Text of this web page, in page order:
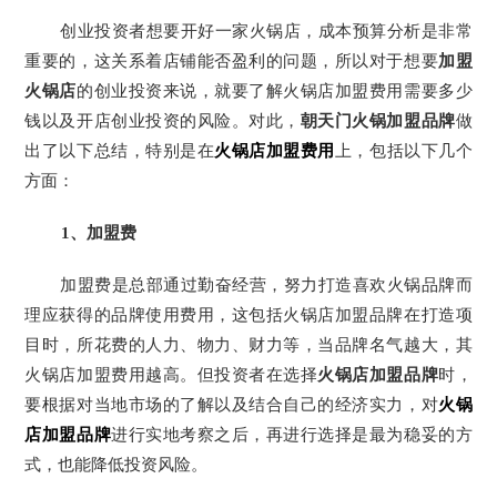
创业投资者想要开好一家火锅店，成本预算分析是非常
重要的，这关系着店铺能否盈利的问题，所以对于想要加盟
火锅店的创业投资来说，就要了解火锅店加盟费用需要多少
钱以及开店创业投资的风险。对此， 朝天门火锅加盟品牌做
出了以下总结，特别是在火锅店加盟费用上，包括以下几个
方面：
1、加盟费
加盟费是总部通过勤奋经营，努力打造喜欢火锅品牌而
理应获得的品牌使用费用，这包括火锅店加盟品牌在打造项
目时，所花费的人力、物力、财力等，当品牌名气越大，其
火锅店加盟费用越高。但投资者在选择火锅店加盟品牌时，
要根据对当地市场的了解以及结合自己的经济实力，对火锅
店加盟品牌进行实地考察之后，再进行选择是最为稳妥的方
式，也能降低投资风险。